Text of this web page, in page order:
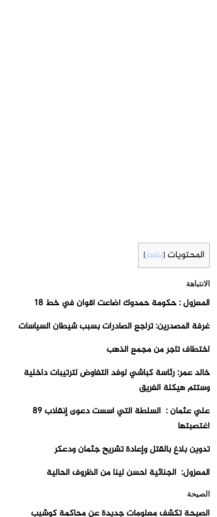
المحتويات [إظهار]
الانتباهة
المعزول : حكومة حمدوك أضاعت أقوان في خط 18
غرفة المصدرين: تراجع الصادرات بسبب شيطان السياسات
اختطاف تاجر من مجمع الذهب
خالد عمر: رئاسة كباشي لوفد التفاوض لترتيبات داخلية
وستتم هيكلة الفريق
علي عثمان : السلطة التي أسست دعوى إنقلاب 89
اغتصبتها
تدوين بلاغ بالقتل وإعادة تشريح جثمان ودعكر
المعزول: الجنائية احسن لينا من الظروف الحالية
الصيحة
الصيحة تكشف معلومات جديدة عن محاكمة كوشيب